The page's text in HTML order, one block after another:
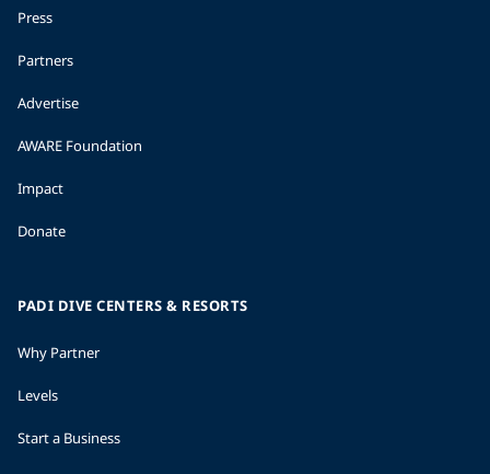
Press
Partners
Advertise
AWARE Foundation
Impact
Donate
PADI DIVE CENTERS & RESORTS
Why Partner
Levels
Start a Business